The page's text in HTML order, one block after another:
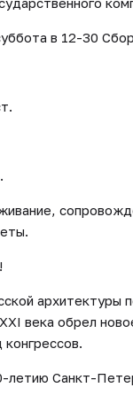
в 12-30
архитектуры
века обрел
летию Санкт-